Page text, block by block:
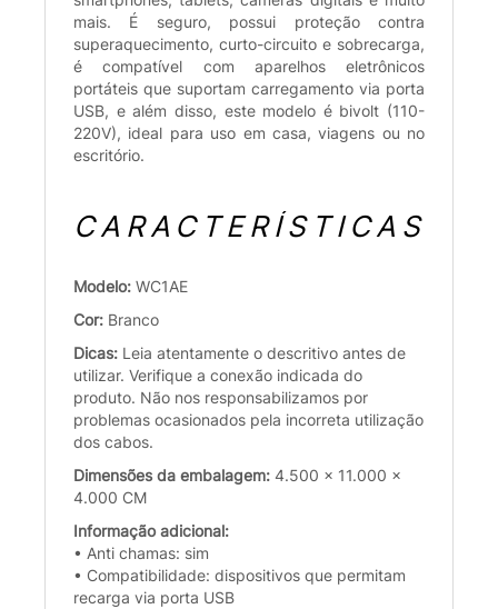
mais. É seguro, possui proteção contra
superaquecimento, curto-circuito e sobrecarga,
é compatível com aparelhos eletrônicos
portáteis que suportam carregamento via porta
USB, e além disso, este modelo é bivolt (110-
220V), ideal para uso em casa, viagens ou no
escritório.
CARACTERÍSTICAS
Modelo: WC1AE
Cor: Branco
Dicas: Leia atentamente o descritivo antes de
utilizar. Verifique a conexão indicada do
produto. Não nos responsabilizamos por
problemas ocasionados pela incorreta utilização
dos cabos.
Dimensões da embalagem: 4.500 x 11.000 x
4.000 CM
Informação adicional:
• Anti chamas: sim
• Compatibilidade: dispositivos que permitam
recarga via porta USB